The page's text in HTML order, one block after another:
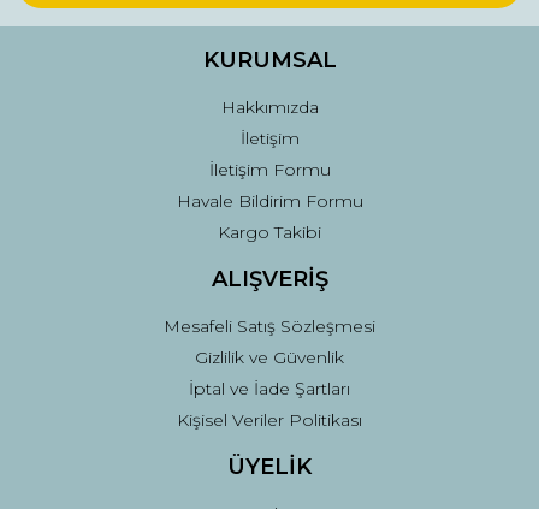
Ürün fiyatı diğer sitelerden daha pahalı.
Gönder
KURUMSAL
Hakkımızda
İletişim
İletişim Formu
Havale Bildirim Formu
Kargo Takibi
ALIŞVERİŞ
Mesafeli Satış Sözleşmesi
Gizlilik ve Güvenlik
İptal ve İade Şartları
Kişisel Veriler Politikası
ÜYELİK